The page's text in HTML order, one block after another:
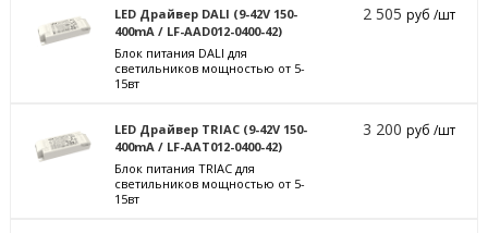
LED Драйвер DALI (9-42V 150-
400mA / LF-AAD012-0400-42)
Блок питания DALI для
светильников мощностью от 5-
15вт
2 505руб /шт
LED Драйвер TRIAC (9-42V 150-
400mA / LF-AAT012-0400-42)
Блок питания TRIAC для
светильников мощностью от 5-
15вт
3 200руб /шт